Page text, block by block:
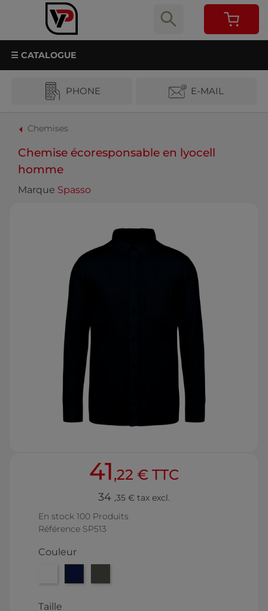
☰ CATALOGUE
PHONE E-MAIL
Chemises
Chemise écoresponsable en lyocell
homme
Marque Spasso
41,22 € TTC
34 ,35 € tax excl.
En stock 100 Produits
Référence SP513
Couleur
Taille